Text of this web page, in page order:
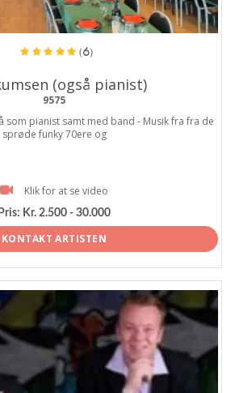
(6)
(også pianist)
9575
som pianist samt med band - Musik fra fra de
sprøde funky 70ere og
Klik for at se video
Pris: Kr. 2.500 - 30.000
KONTAKT ARTISTEN